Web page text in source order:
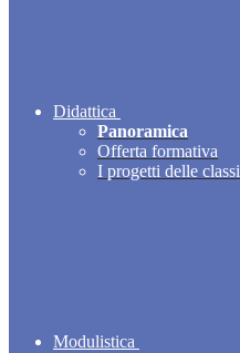
Didattica
Panoramica
Offerta formativa
I progetti delle classi
Modulistica